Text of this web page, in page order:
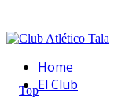
Home
El Club